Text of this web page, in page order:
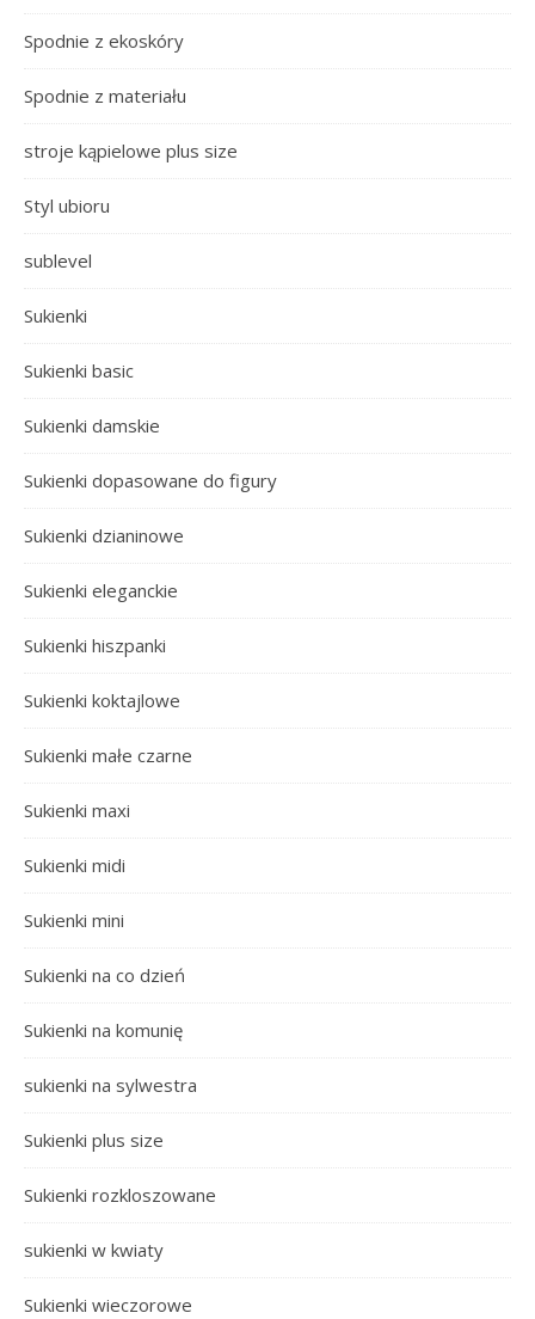
Spodnie z ekoskóry
Spodnie z materiału
stroje kąpielowe plus size
Styl ubioru
sublevel
Sukienki
Sukienki basic
Sukienki damskie
Sukienki dopasowane do figury
Sukienki dzianinowe
Sukienki eleganckie
Sukienki hiszpanki
Sukienki koktajlowe
Sukienki małe czarne
Sukienki maxi
Sukienki midi
Sukienki mini
Sukienki na co dzień
Sukienki na komunię
sukienki na sylwestra
Sukienki plus size
Sukienki rozkloszowane
sukienki w kwiaty
Sukienki wieczorowe